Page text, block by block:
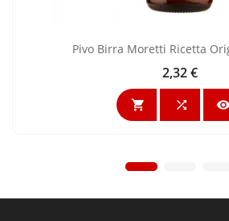
Pivo Birra Moretti Ricetta
Cijena
2,32 €
  